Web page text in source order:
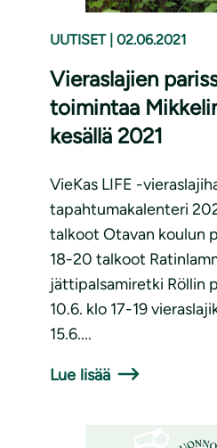
UUTISET 02.06.2021
Vieraslajien
toimintaa
kesällä 2021
VieKas LIFE -
tapahtumakalenteri
talkoot Otavan koulun
18-20 talkoot
jättipalsamiretki Röllin
10.6. klo 17-19
15.6....
Lue lisää